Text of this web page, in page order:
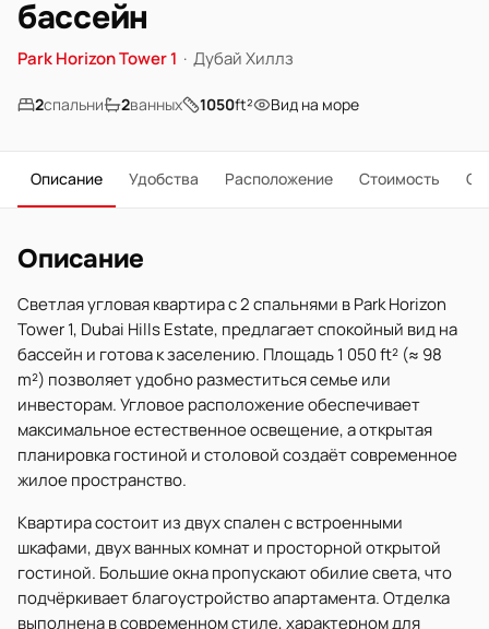
бассейн
Park Horizon Tower 1 · Дубай Хиллз
2спальни 2ванных 1050ft² Вид на море
Описание Удобства Расположение Стоимость О
Описание
Светлая угловая квартира с 2 спальнями в Park Horizon
Tower 1, Dubai Hills Estate, предлагает спокойный вид на
бассейн и готова к заселению. Площадь 1 050 ft² (≈ 98
m²) позволяет удобно разместиться семье или
инвесторам. Угловое расположение обеспечивает
максимальное естественное освещение, а открытая
планировка гостиной и столовой создаёт современное
жилое пространство.
Квартира состоит из двух спален с встроенными
шкафами, двух ванных комнат и просторной открытой
гостиной. Большие окна пропускают обилие света, что
подчёркивает благоустройство апартамента. Отделка
выполнена в современном стиле, характерном для